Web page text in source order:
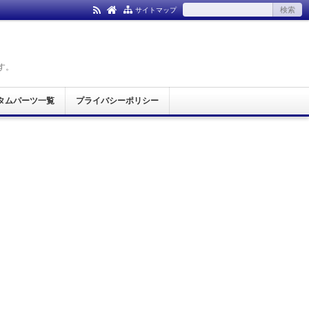
サイトマップ
ムパーツ一覧 プライバシーポリシー